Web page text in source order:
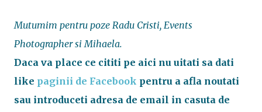
Mutumim pentru poze Radu Cristi, Events
Photographer si Mihaela.
Daca va place ce cititi pe aici nu uitati sa dati
like paginii de Facebook pentru a afla noutati
sau introduceti adresa de email in casuta de